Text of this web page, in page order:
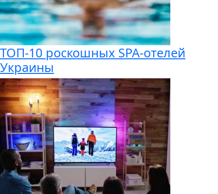
ТОП-10 роскошных SPA-отелей
Украины